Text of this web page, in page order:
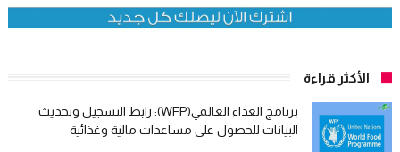
الأكثر قراءة
برنامج الغذاء العالمي(WFP): رابط التسجيل وتحديث
البيانات للحصول على مساعدات مالية وغذائية